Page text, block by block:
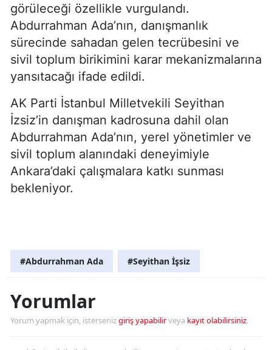
görüleceği özellikle vurgulandı.
Abdurrahman Ada’nın, danışmanlık
sürecinde sahadan gelen tecrübesini ve
sivil toplum birikimini karar mekanizmalarına
yansıtacağı ifade edildi.
AK Parti İstanbul Milletvekili Seyithan
İzsiz’in danışman kadrosuna dahil olan
Abdurrahman Ada’nın, yerel yönetimler ve
sivil toplum alanındaki deneyimiyle
Ankara’daki çalışmalara katkı sunması
bekleniyor.
#Abdurrahman Ada #Seyithan İşsiz
Yorumlar
Yorum yapmak için, istersenizgiriş yapabilirveya kayıt olabilirsiniz.